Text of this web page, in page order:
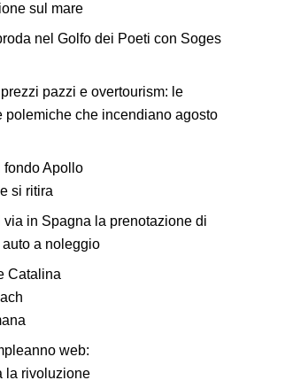
sul mare
nel Golfo dei Poeti con Soges
pazzi e overtourism: le
polemiche che incendiano agosto
fondo Apollo
si ritira
via in Spagna la prenotazione di
auto a noleggio
Catalina
web:
la rivoluzione